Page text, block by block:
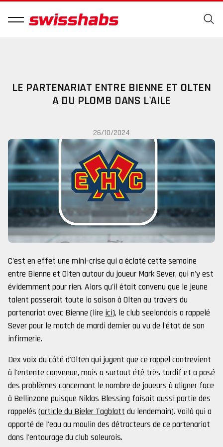
LE PARTENARIAT ENTRE BIENNE ET OLTEN
A DU PLOMB DANS L'AILE
26/10/2024
C'est en effet une mini-crise qui a éclaté cette semaine
entre Bienne et Olten autour du joueur Mark Sever, qui n'y est
évidemment pour rien. Alors qu'il était convenu que le jeune
talent passerait toute la saison à Olten au travers du
partenariat avec Bienne (lire ici), le club seelandais a rappelé
Sever pour le match de mardi dernier au vu de l'état de son
infirmerie.
Dex voix du côté d'Olten qui jugent que ce rappel contrevient
à l'entente convenue, mais a surtout été très tardif et a posé
des problèmes concernant le nombre de joueurs à aligner face
à Bellinzone puisque Niklas Blessing faisait aussi partie des
rappelés (article du Bieler Tagblatt du lendemain). Voilà qui a
apporté de l'eau au moulin des détracteurs de ce partenariat
dans l'entourage du club soleurois.